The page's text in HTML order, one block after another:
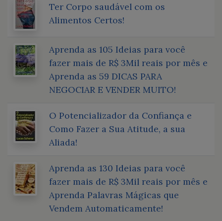
Ter Corpo saudável com os
Alimentos Certos!
Aprenda as 105 Ideias para você
fazer mais de R$ 3Mil reais por mês e
Aprenda as 59 DICAS PARA
NEGOCIAR E VENDER MUITO!
O Potencializador da Confiança e
Como Fazer a Sua Atitude, a sua
Aliada!
Aprenda as 130 Ideias para você
fazer mais de R$ 3Mil reais por mês e
Aprenda Palavras Mágicas que
Vendem Automaticamente!